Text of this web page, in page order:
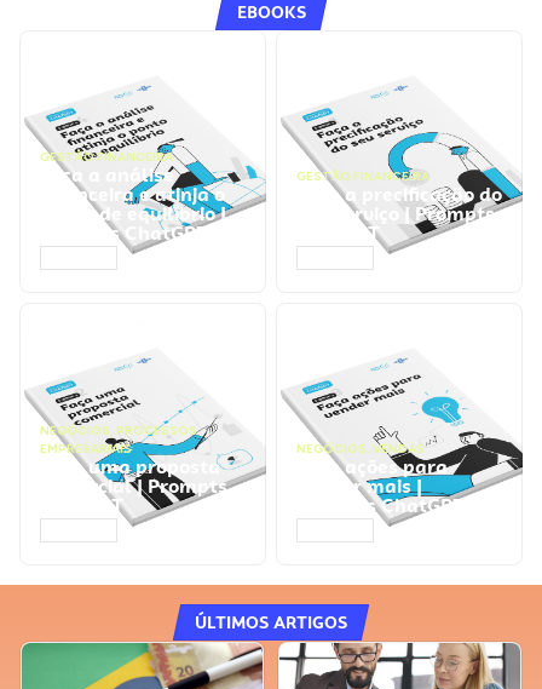
EBOOKS
GESTÃO FINANCEIRA
Faça a análise
financeira e atinja o
ponto de equilíbrio |
Prompts ChatGPT
GESTÃO FINANCEIRA
Faça a precificação do
seu serviço | Prompts
ChatGPT
NEGÓCIOS, PROCESSOS
EMPRESARIAIS
Faça uma proposta
comercial | Prompts
ChatGPT
NEGÓCIOS, VENDAS
Faça ações para
vender mais |
Prompts ChatGPT
ÚLTIMOS ARTIGOS